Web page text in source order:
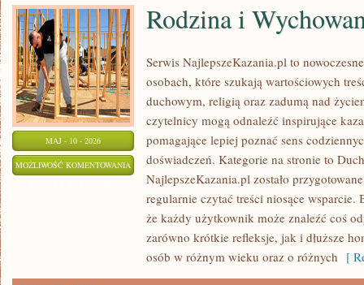
MAJ - 10 - 2026
MOŻLIWOŚĆ KOMENTOWANIA RODZINA
WYCHOWANIE
WIERZE
Rodzina i
Serwis NajlepszeKazania.pl to
osobach, które szukają wartościowych
duchowym, religią oraz zadumą nad
czytelnicy mogą odnaleźć inspirujące
pomagające lepiej poznać sens
doświadczeń. Kategorie na stronie to
NajlepszeKazania.pl zostało
regularnie czytać treści niosące wsparcie.
że każdy użytkownik może znaleźć coś
zarówno krótkie refleksje, jak i dłuższe
osób w różnym wieku oraz o różnych [